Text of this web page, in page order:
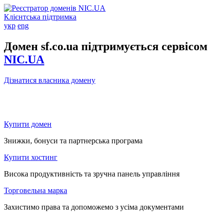
Клієнтська підтримка
укр eng
Домен sf.co.ua підтримується сервісом
NIC.UA
Дізнатися власника домену
Купити домен
Знижки, бонуси та партнерська програма
Купити хостинг
Висока продуктивність та зручна панель управління
Торговельна марка
Захистимо права та допоможемо з усіма документами